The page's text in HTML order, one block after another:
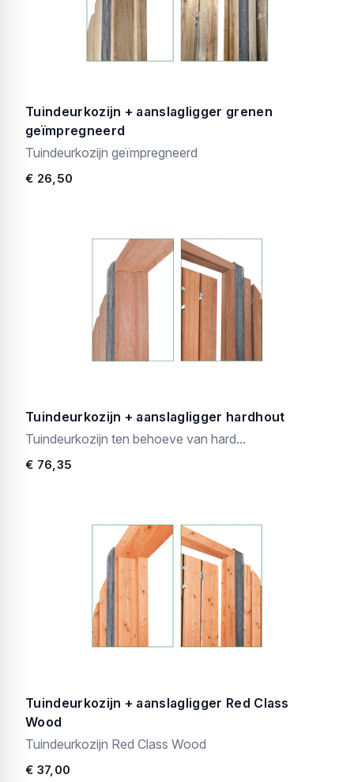
Tuindeurkozijn + aanslagligger grenen
geïmpregneerd
Tuindeurkozijn geïmpregneerd
€ 26,50
Tuindeurkozijn + aanslagligger hardhout
Tuindeurkozijn ten behoeve van hard...
€ 76,35
Tuindeurkozijn + aanslagligger Red Class
Wood
Tuindeurkozijn Red Class Wood
€ 37,00